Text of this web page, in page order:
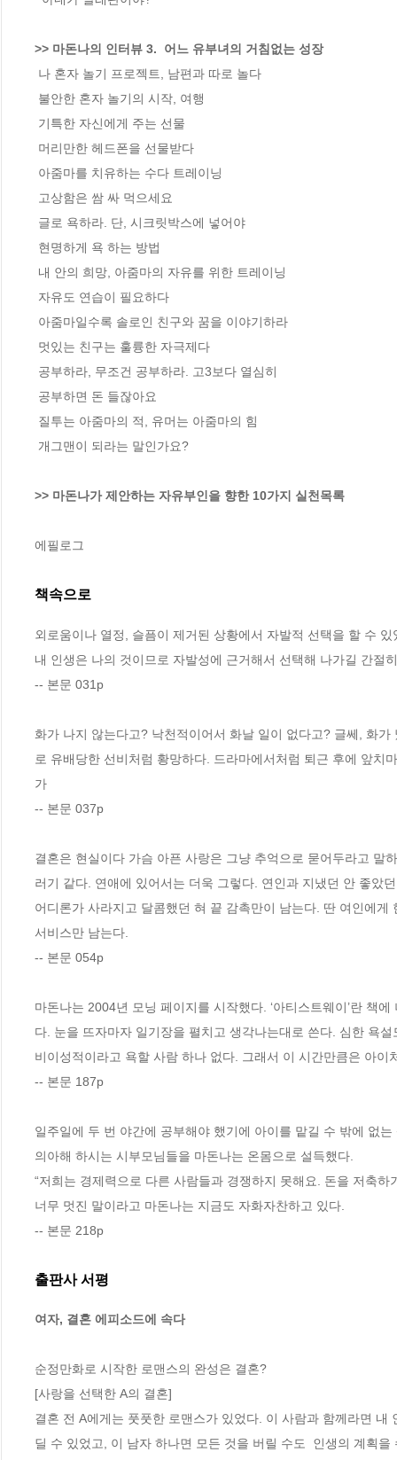
>> 마돈나의 인터뷰 3.  어느 유부녀의 거침없는 성장
>> 마돈나가 제안하는 자유부인을 향한 10가지 실천목록
에필로그
책속으로
외로움이나 열정, 슬픔이 제거된 상황에서 자발적 선택을 할 수
내 인생은 나의 것이므로 자발성에 근거해서 선택해 나가길 간절
-- 본문 031p
화가 나지 않는다고? 낙천적이어서 화날 일이 없다고? 글쎄, 화
로 유배당한 선비처럼 황망하다. 드라마에서처럼 퇴근 후에 앞
가
-- 본문 037p
결혼은 현실이다 가슴 아픈 사랑은 그냥 추억으로 묻어두라고 말
러기 같다. 연애에 있어서는 더욱 그렇다. 연인과 지냈던 안 좋았
어디론가 사라지고 달콤했던 혀 끝 감촉만이 남는다. 딴 여인에
서비스만 남는다.
-- 본문 054p
마돈나는 2004년 모닝 페이지를 시작했다. ‘아티스트웨이’란 책
다. 눈을 뜨자마자 일기장을 펼치고 생각나는대로 쓴다. 심한 욕
비이성적이라고 욕할 사람 하나 없다. 그래서 이 시간만큼은 아이
-- 본문 187p
일주일에 두 번 야간에 공부해야 했기에 아이를 맡길 수 밖에 없
의아해 하시는 시부모님들을 마돈나는 온몸으로 설득했다.
“저희는 경제력으로 다른 사람들과 경쟁하지 못해요. 돈을 저축하
너무 멋진 말이라고 마돈나는 지금도 자화자찬하고 있다.
-- 본문 218p
출판사 서평
여자, 결혼 에피소드에 속다
순정만화로 시작한 로맨스의 완성은 결혼?
[사랑을 선택한 A의 결혼]
결혼 전 A에게는 풋풋한 로맨스가 있었다. 이 사람과 함께라면
딜 수 있었고, 이 남자 하나면 모든 것을 버릴 수도  인생의 계획